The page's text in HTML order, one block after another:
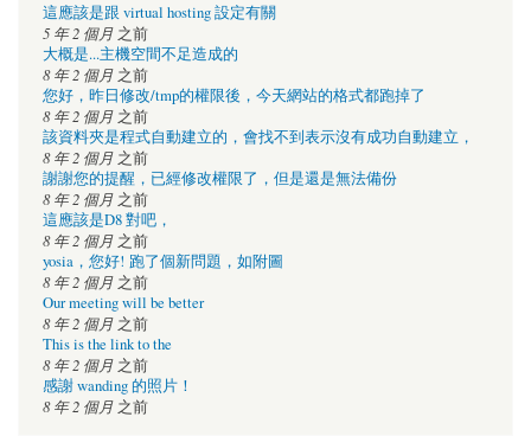
這應該是跟 virtual hosting 設定有關
5 年 2 個月 之前
大概是...主機空間不足造成的
8 年 2 個月 之前
您好，昨日修改/tmp的權限後，今天網站的格式都跑掉了
8 年 2 個月 之前
該資料夾是程式自動建立的，會找不到表示沒有成功自動建立，
8 年 2 個月 之前
謝謝您的提醒，已經修改權限了，但是還是無法備份
8 年 2 個月 之前
這應該是D8 對吧，
8 年 2 個月 之前
yosia，您好! 跑了個新問題，如附圖
8 年 2 個月 之前
Our meeting will be better
8 年 2 個月 之前
This is the link to the
8 年 2 個月 之前
感謝 wanding 的照片！
8 年 2 個月 之前